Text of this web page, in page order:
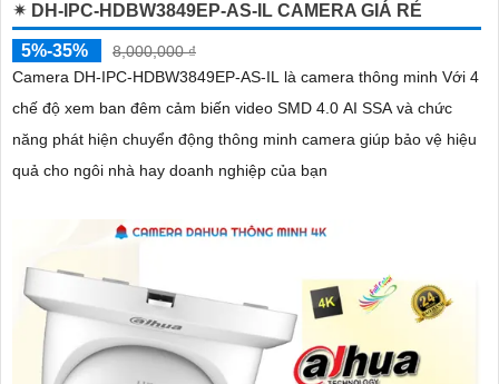
✴ DH-IPC-HDBW3849EP-AS-IL CAMERA GIÁ RẺ
5%-35%
8,000,000 ₫
Camera DH-IPC-HDBW3849EP-AS-IL là camera thông minh Với 4
chế độ xem ban đêm cảm biến video SMD 4.0 AI SSA và chức
năng phát hiện chuyển động thông minh camera giúp bảo vệ hiệu
quả cho ngôi nhà hay doanh nghiệp của bạn